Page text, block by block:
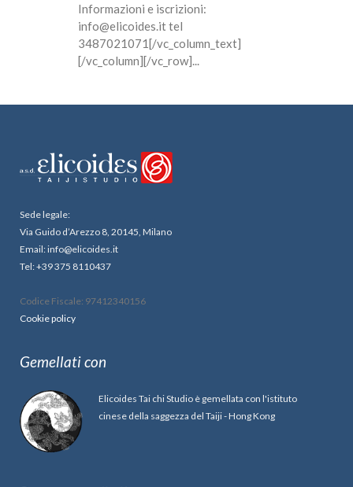
Informazioni e iscrizioni:
info@elicoides.it tel
3487021071[/vc_column_text]
[/vc_column][/vc_row]...
Sede legale:
Via Guido d’Arezzo 8, 20145, Milano
Email: info@elicoides.it
Tel: +39 375 8110437
Codice Fiscale: 97412340156
Cookie policy
Gemellati con
Elicoides Tai chi Studio è gemellata con l'istituto
cinese della saggezza del Taiji - Hong Kong